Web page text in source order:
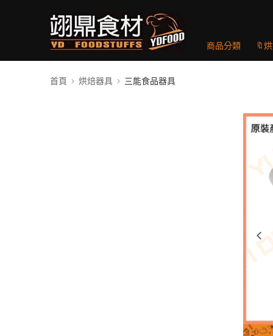
商品分類 🔖
首頁 烘焙器具 三能食品器具